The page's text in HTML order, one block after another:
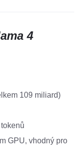
4
109 miliard)
GPU, vhodný pro